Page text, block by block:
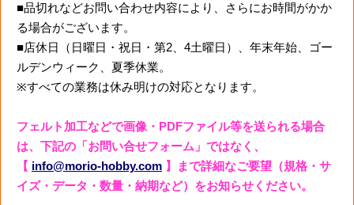
■品切れなどお問い合わせ内容により、さらにお時間がかか
る場合がございます。
■店休日（日曜日・祝日・第2、4土曜日）、年末年始、ゴー
ルデンウィーク、夏季休業。
※すべての業務は休み明けの対応となります。
フェルト加工などで画像・PDFファイル等を送られる場合
は、下記の「お問い合せフォーム」ではなく、
【 info@morio-hobby.com 】まで詳細なご要望（規格・サ
イズ・データ・数量・納期など）をお知らせください。